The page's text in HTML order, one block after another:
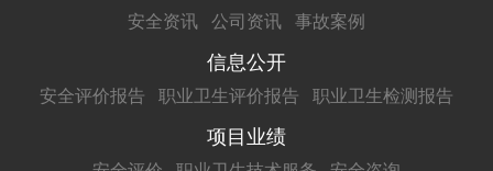
安全资讯 公司资讯 事故案例
信息公开
安全评价报告 职业卫生评价报告 职业卫生检测报告
项目业绩